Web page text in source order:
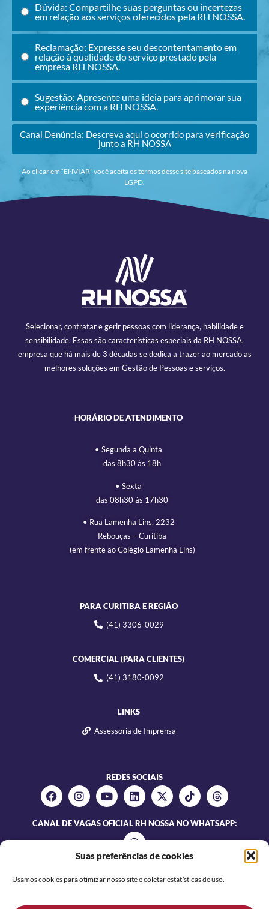
Suas preferências de cookies
Usamos cookies para otimizar nosso site e coletar estatísticas de uso.
Dúvida: Compartilhe suas perguntas ou incertezas
em relação aos serviços oferecidos pela RH NOSSA.
Reclamação: Expresse seu descontentamento em
relação à qualidade do serviço prestado pela
empresa RH NOSSA.
Sugestão: Apresente uma ideia para aprimorar sua
experiência com a RH NOSSA.
Canal Denúncia: Descreva aqui o ocorrido para verificação
junto a RH NOSSA
Ao clicar em “ENVIAR” você aceita os termos desse site baseados na nova
LGPD.
Selecionar, contratar e gerir pessoas com liderança, habilidade e
sensibilidade. Essas são características especiais da RH NOSSA,
empresa que há mais de 3 décadas se dedica a trazer ao mercado as
melhores soluções em Gestão de Pessoas e serviços.
HORÁRIO DE ATENDIMENTO
• Segunda a Quinta
das 8h30 às 18h
• Sexta
das 08h30 às 17h30
• Rua Lamenha Lins, 2232
Rebouças – Curitiba
(em frente ao Colégio Lamenha Lins)
PARA CURITIBA E REGIÃO
(41) 3306-0029
COMERCIAL (PARA CLIENTES)
(41) 3180-0092
LINKS
Assessoria de Imprensa
REDES SOCIAIS
CANAL DE VAGAS OFICIAL RH NOSSA NO WHATSAPP: